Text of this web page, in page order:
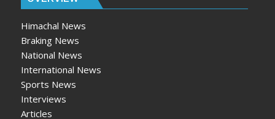
Himachal News
Braking News
National News
International News
Sports News
Interviews
Articles